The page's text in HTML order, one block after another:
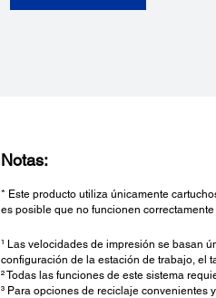
Notas:
* Este producto utiliza únicamente
es posible que no funcionen
¹ Las velocidades de impresión se basan
configuración de la estación de trabajo, el
² Todas las funciones de este sistema
³ Para opciones de reciclaje convenientes